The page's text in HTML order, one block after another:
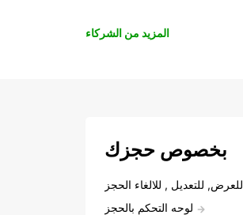
المزيد من الشركاء
بخصوص حجزك
للعرض, للتعديل , للالغاء الحجز
لوحه التحكم بالحجز